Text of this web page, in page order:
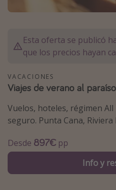
Marruecos
México
Maldivas
Albania
Inspiración para viajes
Camping
Viajes en tren
Esta oferta se publicó
que los precios hayan
VACACIONES
Viajes de verano al
Vuelos, hoteles, régimen
seguro. Punta Cana, Riviera
Desde 897€ pp
Info y